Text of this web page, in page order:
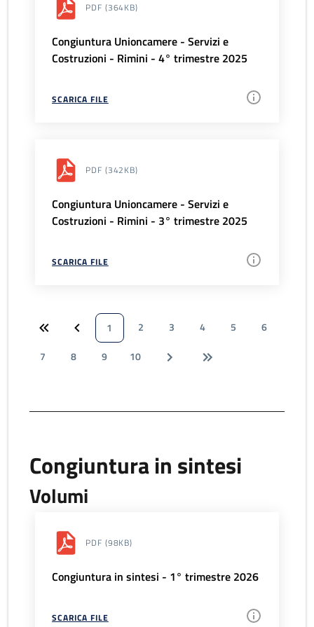
PDF (364KB)
Congiuntura Unioncamere - Servizi e
Costruzioni - Rimini - 4° trimestre 2025
SCARICA FILE
PDF (342KB)
Congiuntura Unioncamere - Servizi e
Costruzioni - Rimini - 3° trimestre 2025
SCARICA FILE
1 2 3 4 5
6
7
8 9 10
Congiuntura in sintesi
Volumi
PDF (98KB)
Congiuntura in sintesi - 1° trimestre 2026
SCARICA FILE